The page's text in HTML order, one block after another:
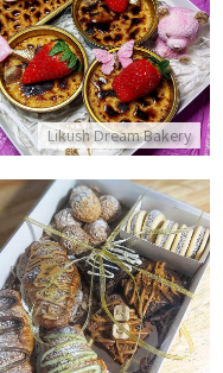
Likush Dream Bakery
מארז קרם ברולה
התקשר/י
מארז לגבר
התקשר/י